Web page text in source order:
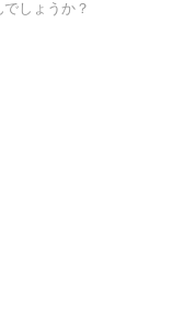
しょうか？